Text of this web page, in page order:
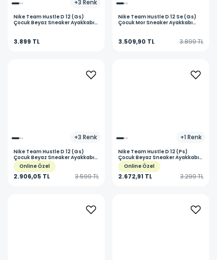
+3 Renk
Nike Team Hustle D 12 (Gs)
Çocuk Beyaz Sneaker Ayakkabı
3.899 TL
Nike Team Hustle D 12 Se (Gs)
Çocuk Mor Sneaker Ayakkabı
3.509,90 TL 3.899 TL
+3 Renk
Nike Team Hustle D 12 (Gs)
Çocuk Beyaz Sneaker Ayakkabı
HF6279-105
Online Özel
2.906,05 TL 3.599 TL
+1 Renk
Nike Team Hustle D 12 (Ps)
Çocuk Beyaz Sneaker Ayakkabı
HF6280-104
Online Özel
2.672,91 TL 3.299 TL